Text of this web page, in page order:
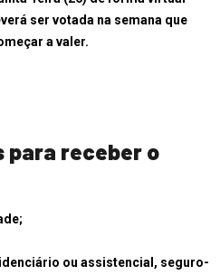
ser votada na semana que
a valer.
para receber o
ou assistencial, seguro-